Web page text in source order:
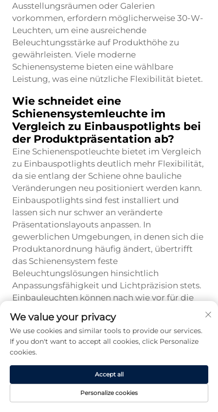
Ausstellungsräumen oder Galerien
vorkommen, erfordern möglicherweise 30-W-
Leuchten, um eine ausreichende
Beleuchtungsstärke auf Produkthöhe zu
gewährleisten. Viele moderne
Schienensysteme bieten eine wählbare
Leistung, was eine nützliche Flexibilität bietet.
Wie schneidet eine
Schienensystemleuchte im
Vergleich zu Einbauspotlights bei
der Produktpräsentation ab?
Eine Schienenspotleuchte bietet im Vergleich
zu Einbauspotlights deutlich mehr Flexibilität,
da sie entlang der Schiene ohne bauliche
Veränderungen neu positioniert werden kann.
Einbauspotlights sind fest installiert und
lassen sich nur schwer an veränderte
Präsentationslayouts anpassen. In
gewerblichen Umgebungen, in denen sich die
Produktanordnung häufig ändert, übertrifft
das Schienensystem feste
Beleuchtungslösungen hinsichtlich
Anpassungsfähigkeit und Lichtpräzision stets.
Einbauleuchten können nach wie vor für die
werden, doch bei gezielter
Produktpräsentation ist die
Schienenbeleuchtung die bevorzugte
Lohnt sich eine dimmbare
Schienenspotleuchte als
zusätzliche Investition für den
We value your privacy
We use cookies and similar tools to provide our services.
If you don't want to accept all cookies, click Personalize
cookies.
Personalize cookies
Accept all